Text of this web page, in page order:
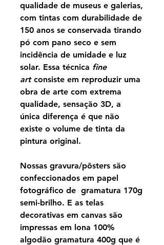
qualidade de museus e galerias,
com tintas com durabilidade de
150 anos se conservada tirando
pó com pano seco e sem
incidência de umidade e luz
solar. Essa técnica fine
artconsiste em reproduzir uma
obra de arte com extrema
qualidade, sensação 3D, a
única diferença é que não
existe o volume de tinta da
pintura original.
Nossas gravura/pôsters são
confeccionados em papel
fotográfico de gramatura 170g
semi-brilho. E as telas
decorativas em canvas são
impressas em lona 100%
algodão gramatura 400g que é